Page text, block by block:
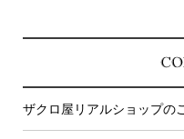
ザクロ屋リアルショップの